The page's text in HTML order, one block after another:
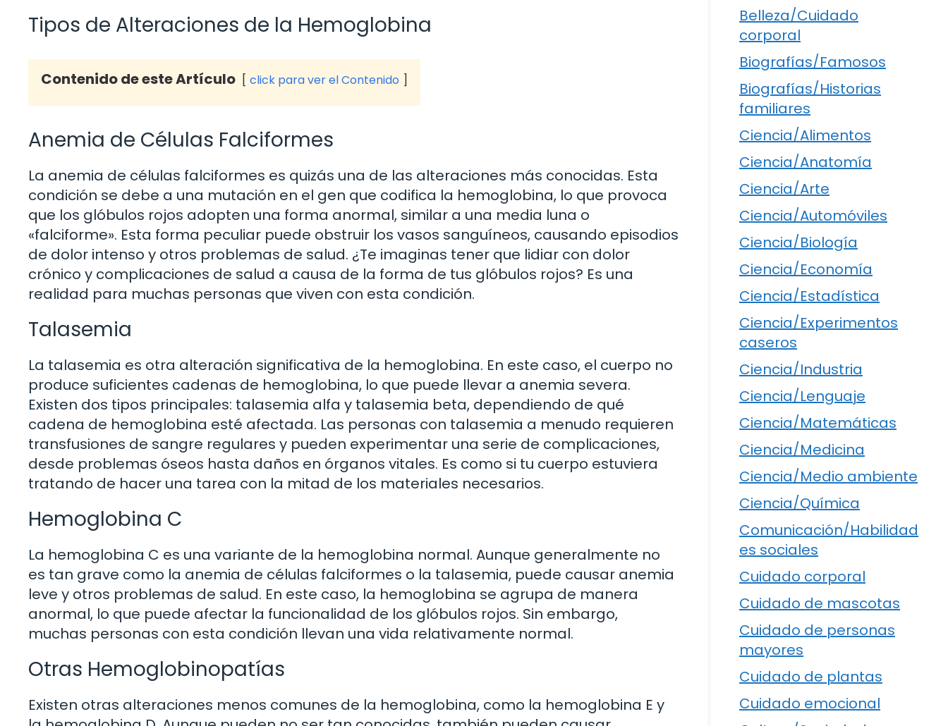
Tipos de Alteraciones de la Hemoglobina
Contenido de este Artículo click para ver el Contenido
Anemia de Células Falciformes
La anemia de células falciformes es quizás una de las alteraciones más conocidas. Esta
condición se debe a una mutación en el gen que codifica la hemoglobina, lo que provoca
que los glóbulos rojos adopten una forma anormal, similar a una media luna o
«falciforme». Esta forma peculiar puede obstruir los vasos sanguíneos, causando episodios
de dolor intenso y otros problemas de salud. ¿Te imaginas tener que lidiar con dolor
crónico y complicaciones de salud a causa de la forma de tus glóbulos rojos? Es una
realidad para muchas personas que viven con esta condición.
Talasemia
La talasemia es otra alteración significativa de la hemoglobina. En este caso, el cuerpo no
produce suficientes cadenas de hemoglobina, lo que puede llevar a anemia severa.
Existen dos tipos principales: talasemia alfa y talasemia beta, dependiendo de qué
cadena de hemoglobina esté afectada. Las personas con talasemia a menudo requieren
transfusiones de sangre regulares y pueden experimentar una serie de complicaciones,
desde problemas óseos hasta daños en órganos vitales. Es como si tu cuerpo estuviera
tratando de hacer una tarea con la mitad de los materiales necesarios.
Hemoglobina C
La hemoglobina C es una variante de la hemoglobina normal. Aunque generalmente no
es tan grave como la anemia de células falciformes o la talasemia, puede causar anemia
leve y otros problemas de salud. En este caso, la hemoglobina se agrupa de manera
anormal, lo que puede afectar la funcionalidad de los glóbulos rojos. Sin embargo,
muchas personas con esta condición llevan una vida relativamente normal.
Otras Hemoglobinopatías
Existen otras alteraciones menos comunes de la hemoglobina, como la hemoglobina E y
Belleza/Cuidado
corporal
Biografías/Famosos
Biografías/Historias
familiares
Ciencia/Alimentos
Ciencia/Anatomía
Ciencia/Arte
Ciencia/Automóviles
Ciencia/Biología
Ciencia/Economía
Ciencia/Estadística
Ciencia/Experimentos
caseros
Ciencia/Industria
Ciencia/Lenguaje
Ciencia/Matemáticas
Ciencia/Medicina
Ciencia/Medio ambiente
Ciencia/Química
Comunicación/Habilidad
es sociales
Cuidado corporal
Cuidado de mascotas
Cuidado de personas
mayores
Cuidado de plantas
Cuidado emocional